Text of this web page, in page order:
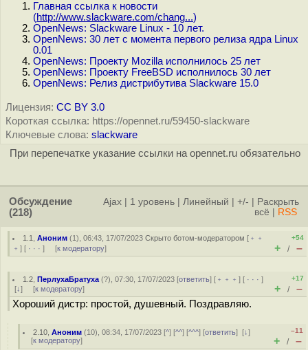
Главная ссылка к новости
(http://www.slackware.com/chang...)
OpenNews: Slackware Linux - 10 лет.
OpenNews: 30 лет с момента первого релиза ядра Linux
0.01
OpenNews: Проекту Mozilla исполнилось 25 лет
OpenNews: Проекту FreeBSD исполнилось 30 лет
OpenNews: Релиз дистрибутива Slackware 15.0
Лицензия: CC BY 3.0
Короткая ссылка: https://opennet.ru/59450-slackware
Ключевые слова: slackware
При перепечатке указание ссылки на opennet.ru обязательно
Обсуждение
(218)
Ajax 1 уровень Линейный +/-
Раскрыть
всё
RSS
1.1 ,Аноним (1), 06:43, 17/07/2023Скрыто ботом-модератором [ ﹢﹢
﹢ ] [ · · · ] [к модератору]
+54
+ / –
1.2 ,ПерлухаБратуха (?), 07:30, 17/07/2023 [ответить] [ ﹢﹢﹢] [ · · ·]
[↓] [к модератору]
+17
+ / –
Хороший дистр: простой, душевный. Поздравляю.
2.10 ,Аноним (10), 08:34, 17/07/2023 [^] [^^] [^^^] [ответить][↓]
[к модератору]
–11
+ / –